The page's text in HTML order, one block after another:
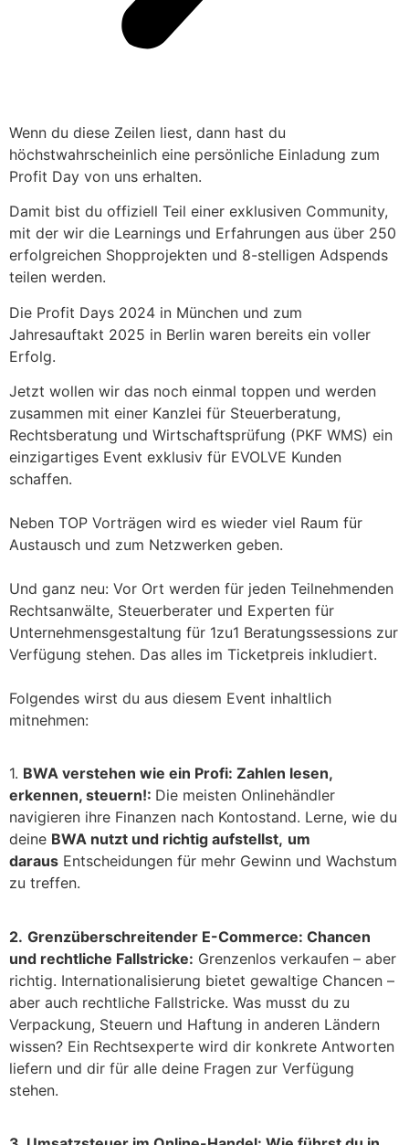
Wenn du diese Zeilen liest, dann hast du
höchstwahrscheinlich eine persönliche Einladung zum
Profit Day von uns erhalten.
Damit bist du offiziell Teil einer exklusiven Community,
mit der wir die Learnings und Erfahrungen aus über 250
erfolgreichen Shopprojekten und 8-stelligen Adspends
teilen werden.
Die Profit Days 2024 in München und zum
Jahresauftakt 2025 in Berlin waren bereits ein voller
Erfolg.
Jetzt wollen wir das noch einmal toppen und werden
zusammen mit einer Kanzlei für Steuerberatung,
Rechtsberatung und Wirtschaftsprüfung (PKF WMS) ein
einzigartiges Event exklusiv für EVOLVE Kunden
schaffen.
Neben TOP Vorträgen wird es wieder viel Raum für
Austausch und zum Netzwerken geben.
Und ganz neu: Vor Ort werden für jeden Teilnehmenden
Rechtsanwälte, Steuerberater und Experten für
Unternehmensgestaltung für 1zu1 Beratungssessions zur
Verfügung stehen. Das alles im Ticketpreis inkludiert.
Folgendes wirst du aus diesem Event inhaltlich
mitnehmen:
1. BWA verstehen wie ein Profi: Zahlen lesen,
erkennen, steuern!: Die meisten Onlinehändler
navigieren ihre Finanzen nach Kontostand. Lerne, wie du
deine BWA nutzt und richtig aufstellst, um
daraus Entscheidungen für mehr Gewinn und Wachstum
zu treffen.
2. Grenzüberschreitender E-Commerce: Chancen
und rechtliche Fallstricke: Grenzenlos verkaufen – aber
richtig. Internationalisierung bietet gewaltige Chancen –
aber auch rechtliche Fallstricke. Was musst du zu
Verpackung, Steuern und Haftung in anderen Ländern
wissen? Ein Rechtsexperte wird dir konkrete Antworten
liefern und dir für alle deine Fragen zur Verfügung
stehen.